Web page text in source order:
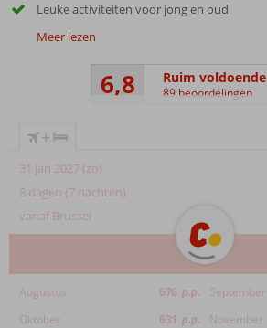
Leuke activiteiten voor jong en oud
Meer lezen
6,8 Ruim voldoende
89 beoordelingen
+
31 jan 2027 (zo)
8 dagen (7 nachten)
vanaf Brussel
Augustus 676 p.p. September
Oktober
631 p.p. November